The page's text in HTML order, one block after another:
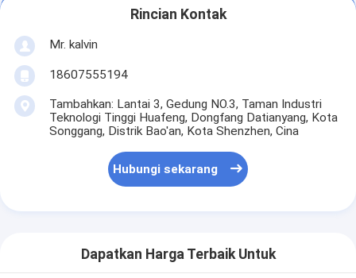
Rincian Kontak
Mr. kalvin
18607555194
Tambahkan: Lantai 3, Gedung NO.3, Taman Industri
Teknologi Tinggi Huafeng, Dongfang Datianyang, Kota
Songgang, Distrik Bao'an, Kota Shenzhen, Cina
Hubungi sekarang
Dapatkan Harga Terbaik Untuk